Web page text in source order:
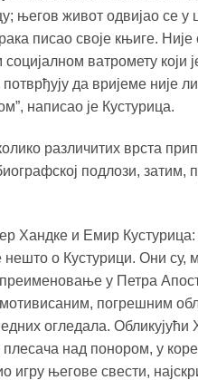
његов живот одвијао се у
писао своје књиге.
ватромету
да вријеме није
написао је Кустурица.
различитих врста
подлози,
Хандке и Емир
о Кустурици. Они су,
у Петра
погрешним
огледала. Обликујући
над понором, у
игру његове свести,